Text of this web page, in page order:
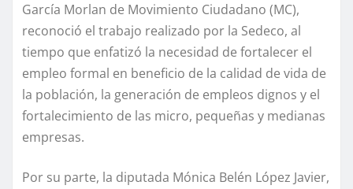
García Morlan de Movimiento Ciudadano (MC),
reconoció el trabajo realizado por la Sedeco, al
tiempo que enfatizó la necesidad de fortalecer el
empleo formal en beneficio de la calidad de vida de
la población, la generación de empleos dignos y el
fortalecimiento de las micro, pequeñas y medianas
empresas.
Por su parte, la diputada Mónica Belén López Javier,